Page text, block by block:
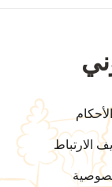
الارتباط